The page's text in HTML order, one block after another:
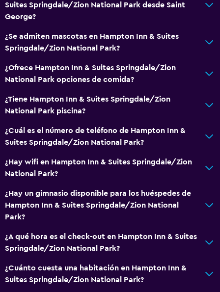
Suites Springdale/Zion National Park desde Saint
George?
¿Se admiten mascotas en Hampton Inn & Suites
Springdale/Zion National Park?
¿Ofrece Hampton Inn & Suites Springdale/Zion
National Park opciones de comida?
¿Tiene Hampton Inn & Suites Springdale/Zion
National Park piscina?
¿Cuál es el número de teléfono de Hampton Inn &
Suites Springdale/Zion National Park?
¿Hay wifi en Hampton Inn & Suites Springdale/Zion
National Park?
¿Hay un gimnasio disponible para los huéspedes de
Hampton Inn & Suites Springdale/Zion National
Park?
¿A qué hora es el check-out en Hampton Inn & Suites
Springdale/Zion National Park?
¿Cuánto cuesta una habitación en Hampton Inn &
Suites Springdale/Zion National Park?